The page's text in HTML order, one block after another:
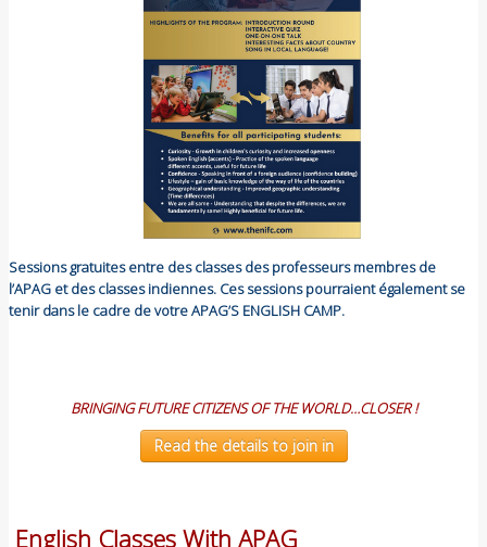
Sessions gratuites entre des classes des professeurs membres de
l’APAG et des classes indiennes. Ces sessions pourraient également se
tenir dans le cadre de votre APAG’S ENGLISH CAMP.
BRINGING FUTURE CITIZENS OF THE WORLD…CLOSER !
Read the details to join in
English Classes With APAG